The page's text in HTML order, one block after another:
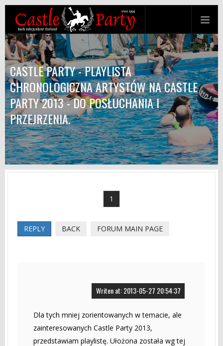
CASTLE PARTY - PLAYLISTA
CHRONOLOGICZNA ARTYSTÓW NA CASTLE
PARTY 2013 - DO POSŁUCHANIA I
PRZEJRZENIA.
1
REPLY BACK FORUM MAIN PAGE
Writen at: 2013-05-27 20:54:37
Dla tych mniej zorientowanych w temacie, ale
zainteresowanych Castle Party 2013,
przedstawiam playlistę. Ułożona została wg tej